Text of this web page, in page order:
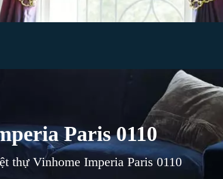
Paris 0110
thự Vinhome Imperia Paris 0110